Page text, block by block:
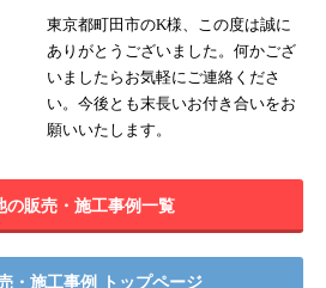
東京都町田市のK様、この度は誠に
ありがとうございました。何かござ
いましたらお気軽にご連絡くださ
い。今後とも末長いお付き合いをお
願いいたします。
の販売・施工事例一覧
・施工事例 トップページ